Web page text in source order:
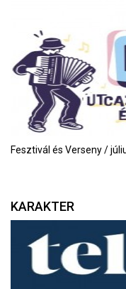
Fesztivál és Verseny /
KARAKTER